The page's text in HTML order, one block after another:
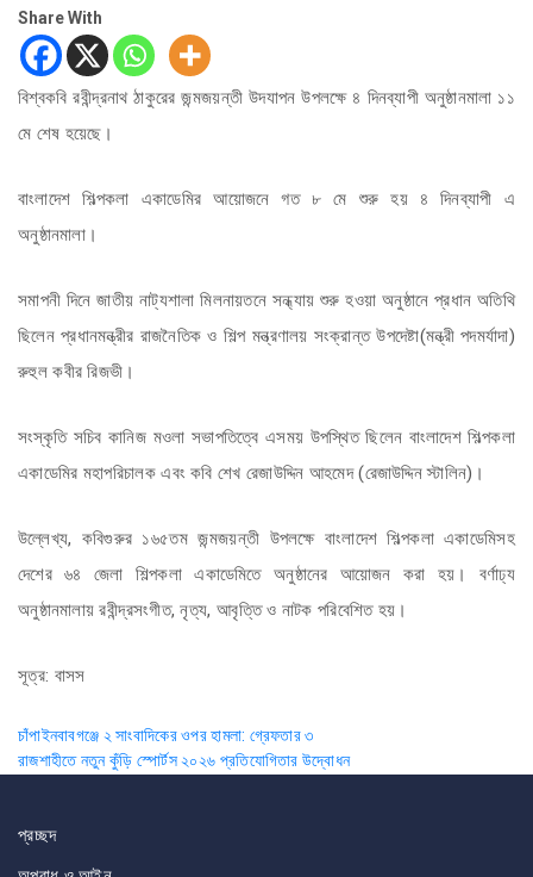
Share With
বিশ্বকবি রবীন্দ্রনাথ ঠাকুরের জন্মজয়ন্তী উদযাপন উপলক্ষে ৪ দিনব্যাপী অনুষ্ঠানমালা ১১
মে শেষ হয়েছে।
বাংলাদেশ শিল্পকলা একাডেমির আয়োজনে গত ৮ মে শুরু হয় ৪ দিনব্যাপী এ
অনুষ্ঠানমালা।
সমাপনী দিনে জাতীয় নাট্যশালা মিলনায়তনে সন্ধ্যায় শুরু হওয়া অনুষ্ঠানে প্রধান অতিথি
ছিলেন প্রধানমন্ত্রীর রাজনৈতিক ও শিল্প মন্ত্রণালয় সংক্রান্ত উপদেষ্টা(মন্ত্রী পদমর্যাদা)
রুহুল কবীর রিজভী।
সংস্কৃতি সচিব কানিজ মওলা সভাপতিত্বে এসময় উপস্থিত ছিলেন বাংলাদেশ শিল্পকলা
একাডেমির মহাপরিচালক এবং কবি শেখ রেজাউদ্দিন আহমেদ (রেজাউদ্দিন স্টালিন)।
উল্লেখ্য, কবিগুরুর ১৬৫তম জন্মজয়ন্তী উপলক্ষে বাংলাদেশ শিল্পকলা একাডেমিসহ
দেশের ৬৪ জেলা শিল্পকলা একাডেমিতে অনুষ্ঠানের আয়োজন করা হয়। বর্ণাঢ্য
অনুষ্ঠানমালায় রবীন্দ্রসংগীত, নৃত্য, আবৃত্তি ও নাটক পরিবেশিত হয়।
সূত্র: বাসস
Post
navigation
চাঁপাইনবাবগঞ্জে ২ সাংবাদিকের ওপর হামলা: গ্রেফতার ৩
রাজশাহীতে নতুন কুঁড়ি স্পোর্টস ২০২৬ প্রতিযোগিতার উদ্বোধন
প্রচ্ছদ